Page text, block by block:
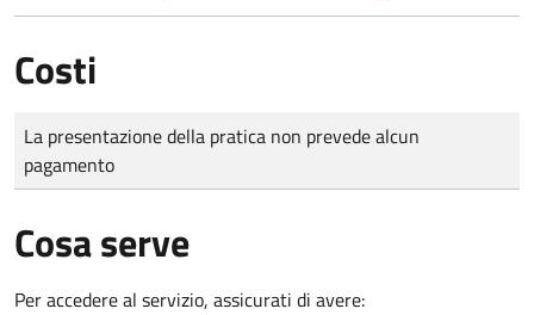
Costi
Tipo di pagamento
Importo
La presentazione della pratica non prevede alcun
pagamento
Cosa serve
Per accedere al servizio, assicurati di avere: